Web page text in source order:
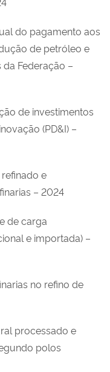
do pagamento aos
de petróleo e
Federação –
de investimentos
(PD&I) –
e
– 2024
de carga
e importada) –
no refino de
processado e
polos